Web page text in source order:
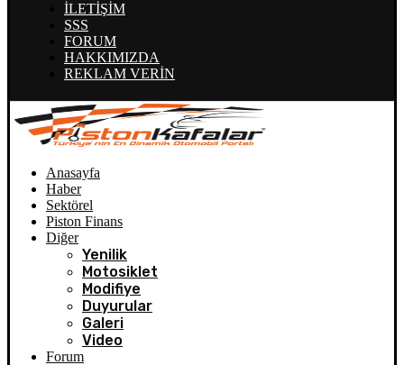
İLETİŞİM
SSS
FORUM
HAKKIMIZDA
REKLAM VERİN
Anasayfa
Haber
Sektörel
Piston Finans
Diğer
Yenilik
Motosiklet
Modifiye
Duyurular
Galeri
Video
Forum